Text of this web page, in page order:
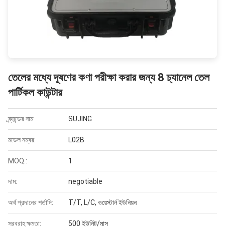
তেলের মধ্যে দূষণের কণা পরীক্ষা করার জন্য 8 চ্যানেল তেল
পার্টিকল কাউন্টার
ব্র্যান্ডের নাম: SUJING
মডেল নম্বর: L02B
MOQ.: 1
দাম: negotiable
অর্থ প্রদানের শর্তাদি: T/T, L/C, ওয়েস্টার্ন ইউনিয়ন
সরবরাহ ক্ষমতা: 500 ইউনিট/মাস